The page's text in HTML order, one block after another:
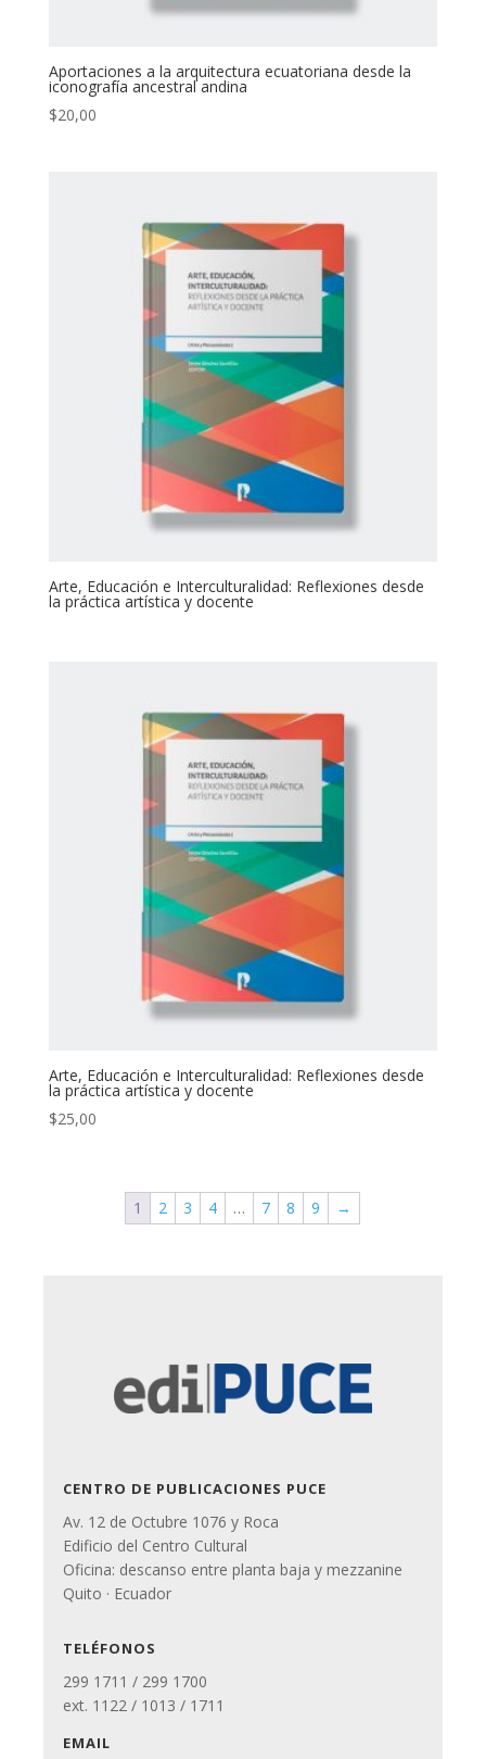
Aportaciones a la arquitectura ecuatoriana desde la
iconografía ancestral andina
$20,00
Arte, Educación e Interculturalidad: Reflexiones desde
la práctica artística y docente
Arte, Educación e Interculturalidad: Reflexiones desde
la práctica artística y docente
$25,00
1 2 3 4 … 7 8 9 →
CENTRO DE PUBLICACIONES PUCE
Av. 12 de Octubre 1076 y Roca
Edificio del Centro Cultural
Oficina: descanso entre planta baja y mezzanine
Quito · Ecuador
TELÉFONOS
299 1711 / 299 1700
ext. 1122 / 1013 / 1711
EMAIL